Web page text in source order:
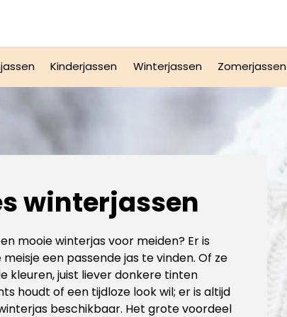
Kinderjassen Winterjassen Zomerjassen
winterjassen
mooie winterjas voor meiden? Er is
een passende jas te vinden. Of ze
kleuren, juist liever donkere tinten
houdt of een tijdloze look wil; er is altijd
beschikbaar. Het grote voordeel